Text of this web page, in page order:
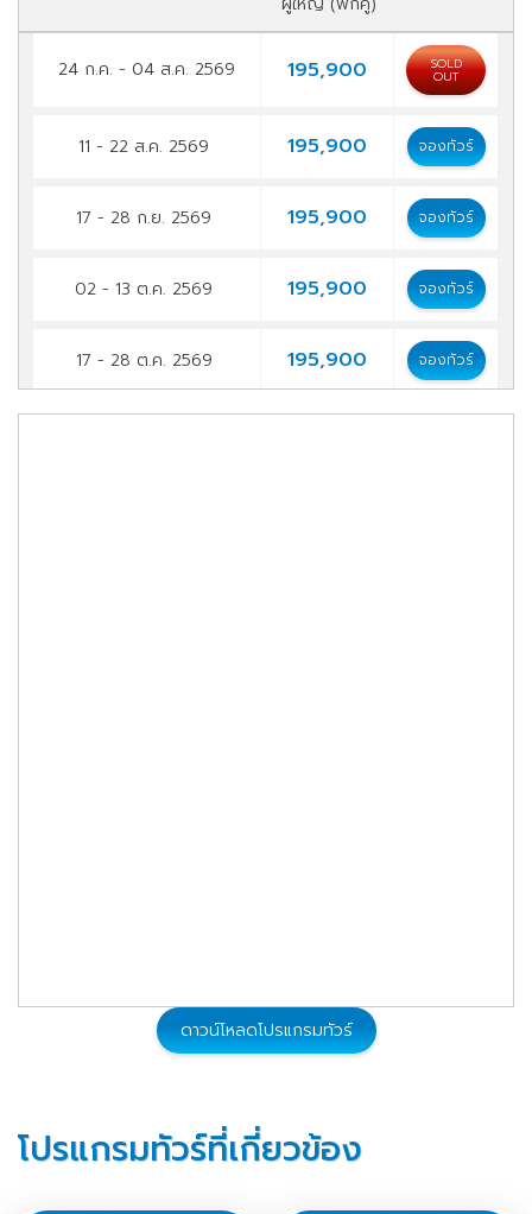
24 ก.ค. - 04 ส.ค. 2569 195,900 SOLD
OUT
11 - 22 ส.ค. 2569 195,900 จองทัวร์
17 - 28 ก.ย. 2569 195,900 จองทัวร์
02 - 13 ต.ค. 2569 195,900 จองทัวร์
17 - 28 ต.ค. 2569 195,900 จองทัวร์
ดาวน์โหลดโปรแกรมทัวร์
โปรแกรมทัวร์ที่เกี่ยวข้อง